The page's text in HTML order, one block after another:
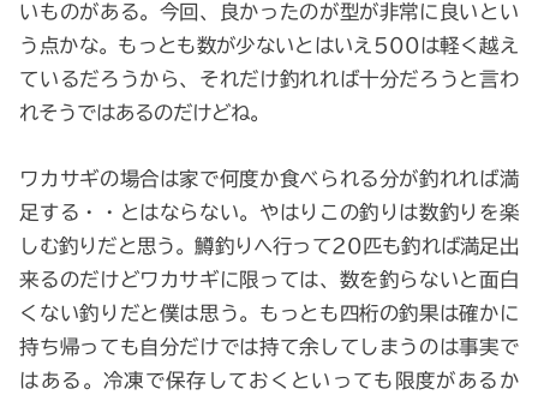
いものがある。今回、良かったのが型が非常に良いとい
う点かな。もっとも数が少ないとはいえ500は軽く越え
ているだろうから、それだけ釣れれば十分だろうと言わ
れそうではあるのだけどね。
ワカサギの場合は家で何度か食べられる分が釣れれば満
足する・・とはならない。やはりこの釣りは数釣りを楽
しむ釣りだと思う。鱒釣りへ行って20匹も釣れば満足出
来るのだけどワカサギに限っては、数を釣らないと面白
くない釣りだと僕は思う。もっとも四桁の釣果は確かに
持ち帰っても自分だけでは持て余してしまうのは事実で
はある。冷凍で保存しておくといっても限度があるか